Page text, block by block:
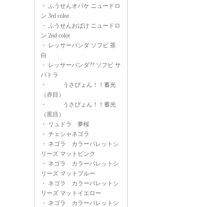
・ ふうせんオバケ ニュードロ
ン 3rd color
・ ふうせんおばけ ニュードロ
ン 2nd color
・
レッサーパンダ ソフビ 茶
白
・
レッサーパンダ?? ソフビ サ
バトラ
・
うさぴょん！！蓄光
（赤目）
・
うさぴょん！！蓄光
（黒目）
・
リュドラ 夢桜
・ チェシャネゴラ
・ ネゴラ カラーパレットシ
リーズ マットピンク
・ ネゴラ カラーパレットシ
リーズ マットブルー
・ ネゴラ カラーパレットシ
リーズ マットイエロー
・ ネゴラ カラーパレットシ